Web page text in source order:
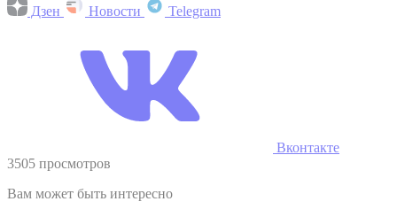
Дзен Новости Telegram
Вконтакте
3505 просмотров
Вам может быть интересно